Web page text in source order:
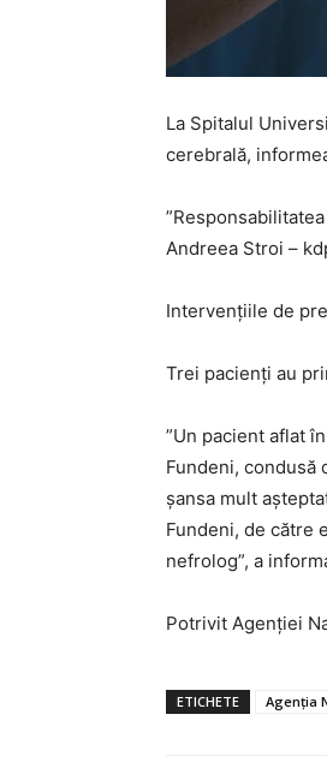
La Spitalul
cerebrală,
Andreea Stroi –
Intervenţiile de
Trei pacienți au
”Un pacient aflat
Fundeni, condusă
şansa mult
Fundeni, de către
nefrolog”, a
Potrivit Agenției
ETICHETE Agenţia